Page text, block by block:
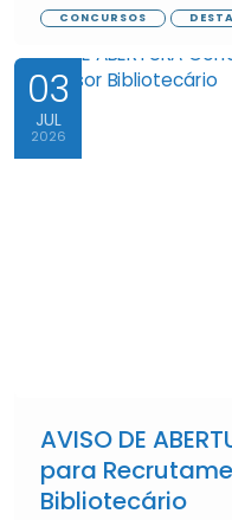
CONCURSOS
03
JUL
2026
AVISO DE
para
Bibliotecário